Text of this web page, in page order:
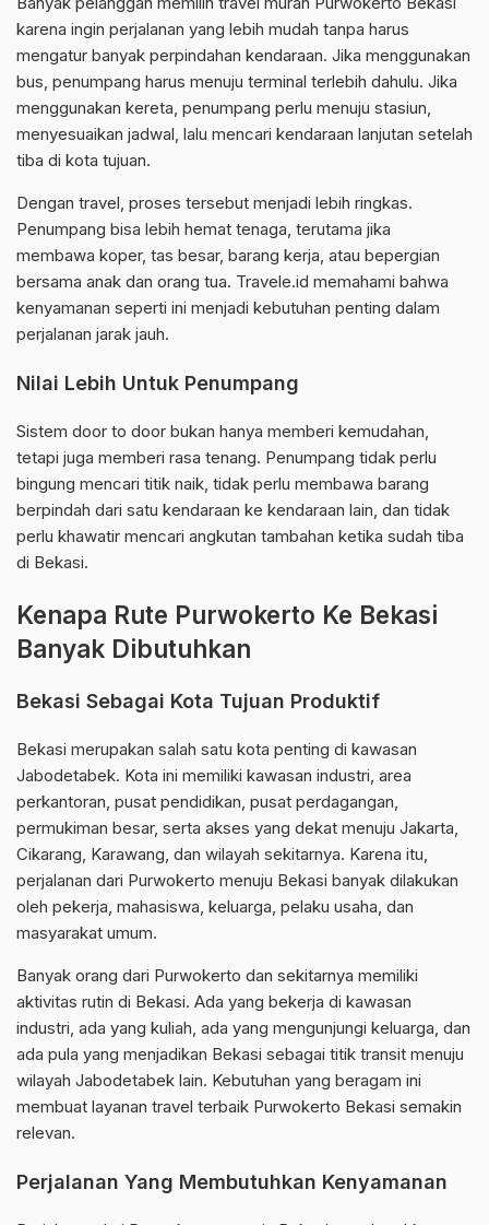
karena ingin perjalanan yang lebih mudah tanpa harus
mengatur banyak perpindahan kendaraan. Jika menggunakan
bus, penumpang harus menuju terminal terlebih dahulu. Jika
menggunakan kereta, penumpang perlu menuju stasiun,
menyesuaikan jadwal, lalu mencari kendaraan lanjutan setelah
tiba di kota tujuan.
Dengan travel, proses tersebut menjadi lebih ringkas.
Penumpang bisa lebih hemat tenaga, terutama jika
membawa koper, tas besar, barang kerja, atau bepergian
bersama anak dan orang tua. Travele.id memahami bahwa
kenyamanan seperti ini menjadi kebutuhan penting dalam
perjalanan jarak jauh.
Nilai Lebih Untuk Penumpang
Sistem door to door bukan hanya memberi kemudahan,
tetapi juga memberi rasa tenang. Penumpang tidak perlu
bingung mencari titik naik, tidak perlu membawa barang
berpindah dari satu kendaraan ke kendaraan lain, dan tidak
perlu khawatir mencari angkutan tambahan ketika sudah tiba
di Bekasi.
Kenapa Rute Purwokerto Ke Bekasi
Banyak Dibutuhkan
Bekasi Sebagai Kota Tujuan Produktif
Bekasi merupakan salah satu kota penting di kawasan
Jabodetabek. Kota ini memiliki kawasan industri, area
perkantoran, pusat pendidikan, pusat perdagangan,
permukiman besar, serta akses yang dekat menuju Jakarta,
Cikarang, Karawang, dan wilayah sekitarnya. Karena itu,
perjalanan dari Purwokerto menuju Bekasi banyak dilakukan
oleh pekerja, mahasiswa, keluarga, pelaku usaha, dan
masyarakat umum.
Banyak orang dari Purwokerto dan sekitarnya memiliki
aktivitas rutin di Bekasi. Ada yang bekerja di kawasan
industri, ada yang kuliah, ada yang mengunjungi keluarga, dan
ada pula yang menjadikan Bekasi sebagai titik transit menuju
wilayah Jabodetabek lain. Kebutuhan yang beragam ini
membuat layanan travel terbaik Purwokerto Bekasi semakin
relevan.
Perjalanan Yang Membutuhkan Kenyamanan